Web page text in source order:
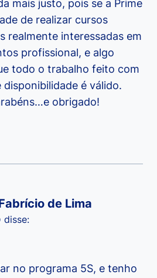
mais justo, pois se a Prime
de realizar cursos
realmente interessadas em
profissional, e algo
todo o trabalho feito com
disponibilidade é válido.
obrigado!
de Lima
disse:
no programa 5S, e tenho